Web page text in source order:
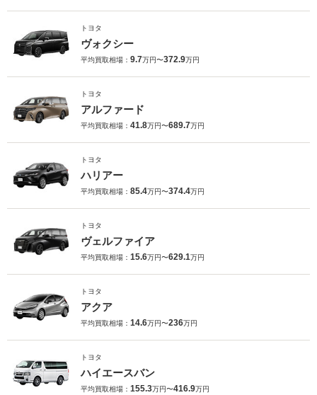
トヨタ
ヴォクシー
平均買取相場： 9.7万円〜372.9万円
トヨタ
アルファード
平均買取相場： 41.8万円〜689.7万円
トヨタ
ハリアー
平均買取相場： 85.4万円〜374.4万円
トヨタ
ヴェルファイア
平均買取相場： 15.6万円〜629.1万円
トヨタ
アクア
平均買取相場： 14.6万円〜236万円
トヨタ
ハイエースバン
平均買取相場： 155.3万円〜416.9万円